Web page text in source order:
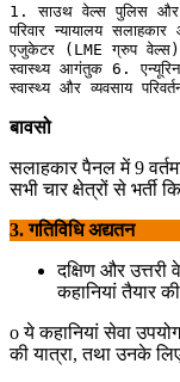
1. साउथ वेल्स पुलिस
परिवार न्यायालय
एजुकेटर (LME ग्रुप वेल्स)
स्वास्थ्य आगंतुक 6.
बावसो
सलाहकार पैनल में 9
सभी चार क्षेत्रों से भर्ती
3. गतिविधि अद्यतन
दक्षिण और
कहानियां तैयार
o ये कहानियां सेवा
की यात्रा, तथा उनके